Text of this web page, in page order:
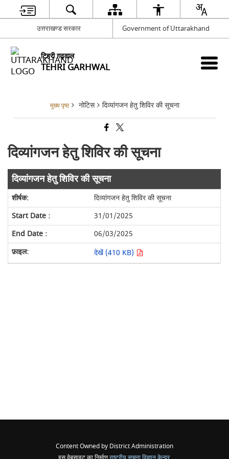
उत्तराखण्ड सरकार Government of Uttarakhand
टिहरी गढ़वाल
TEHRI GARHWAL
मुख्य पृष्ठ नोटिस दिव्यांगजन हेतु शिविर की सूचना
दिव्यांगजन हेतु शिविर की सूचना
दिव्यांगजन हेतु शिविर की सूचना
दिव्यांगजन हेतु शिविर की सूचना
31/01/2025
06/03/2025
देखें (410 KB)
Content Owned by District Administration